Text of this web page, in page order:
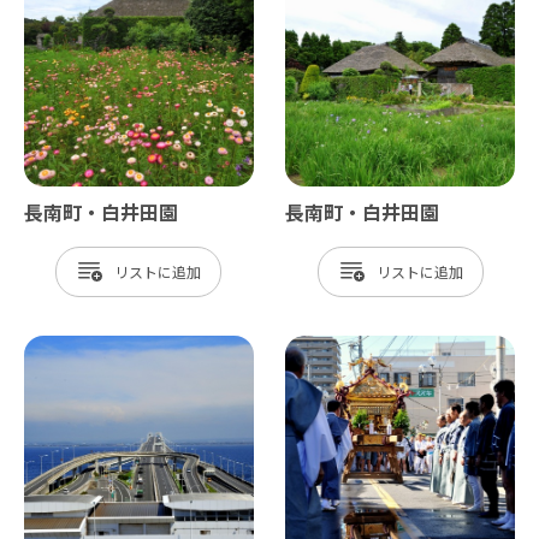
長南町・白井田園
リスト
長南町・白井田園
リスト